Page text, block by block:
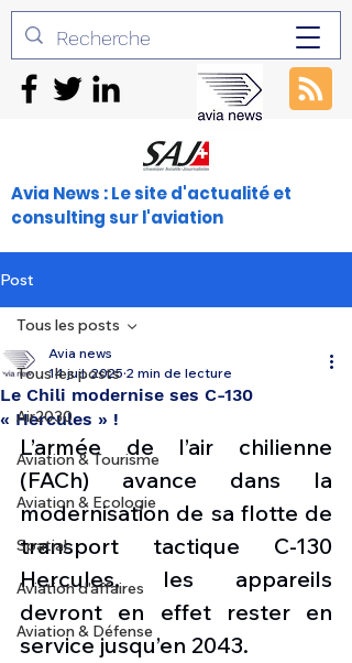
Avia News : Le site d'actualité et
consulting sur l'aviation
Post
Tous les posts
Air2030
Aviation & Tourisme
Aviation & Ecologie
Spatial
Aviation d'affaires
Aviation & Défense
Tous les posts
Le Chili modernise ses C-130
« Hercules » !
Avia news
14 juil. 2025 2 min de lecture
L’armée de l’air chilienne
(FACh) avance dans la
modernisation de sa flotte de
transport tactique C-130
Hercules, les appareils
devront en effet rester en
service jusqu’en 2043.